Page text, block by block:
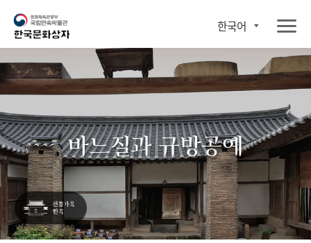
한국어
바느질과 규방공예